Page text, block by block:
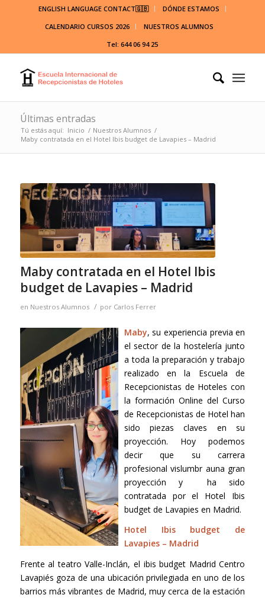
ENGLISH LANGUAGE CONTACT🇬🇧
DÓNDE ESTAMOS
CALENDARIO CURSOS 2026
NUESTROS ALUMNOS
Tel: 644 06 94 25
Últimas entradas
Tú estás aquí: Inicio / Nuestros Alumnos /
Maby contratada en el Hotel Ibis budget de Lavapies – Madrid
Maby contratada en el Hotel Ibis
budget de Lavapies – Madrid
en Nuestros Alumnos / por Carlos Ferrer
Maby, su experiencia previa en
el sector de la hostelería junto
a toda la preparación y trabajo
realizado en la Escuela de
Recepcionistas de Hoteles con
la formación Online del Curso
de Recepcionistas de Hotel han
sido piezas claves en su
proyección. Hoy podemos
decir que su carrera
profesional vislumbr auna gran
proyección y ha sido
contratada por el Hotel Ibis
budget de Lavapies en Madrid.
Hotel Ibis budget de
Lavapies – Madrid
Frente al teatro Valle-Inclán, el ibis budget Madrid Centro
Lavapiés goza de una ubicación privilegiada en uno de los
barrios más vibrantes de Madrid, muy cerca de la estación